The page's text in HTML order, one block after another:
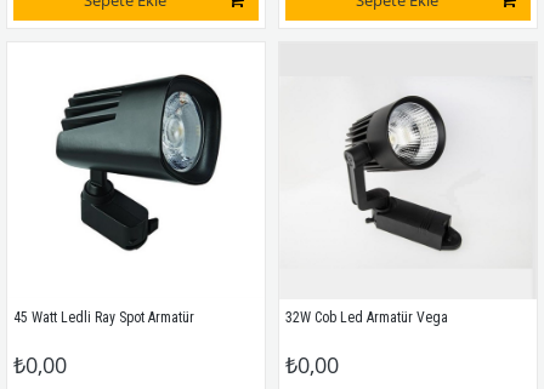
45 Watt Ledli Ray Spot Armatür
₺0,00
32W Cob Led Armatür Vega
₺0,00